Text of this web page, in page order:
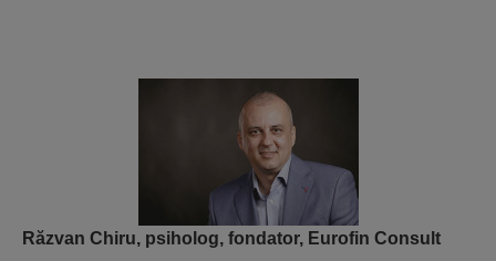
Răzvan Chiru, psiholog, fondator, Eurofin Consult